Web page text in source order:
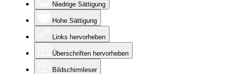
Niedrige Sättigung
Hohe Sättigung
Links hervorheben
Überschriften hervorheben
Bildschirmleser